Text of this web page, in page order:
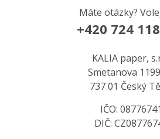
Máte otázky?
+420 724
KALIA paper,
Smetanova
737 01 Český
IČO: 08776741
DIČ: